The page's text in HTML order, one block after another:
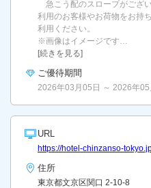
急こう配のスロープがござ
利用のお客様やお荷物をお持
利用ください。
※画像はイメージです…
[続きを見る]
ご優待期間
2026年03月05日 ～ 2026年05
URL
https://hotel-chinzanso-
住所
東京都文京区関口 2-10-8